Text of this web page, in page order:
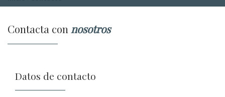
Contacta con nosotros
Datos de contacto